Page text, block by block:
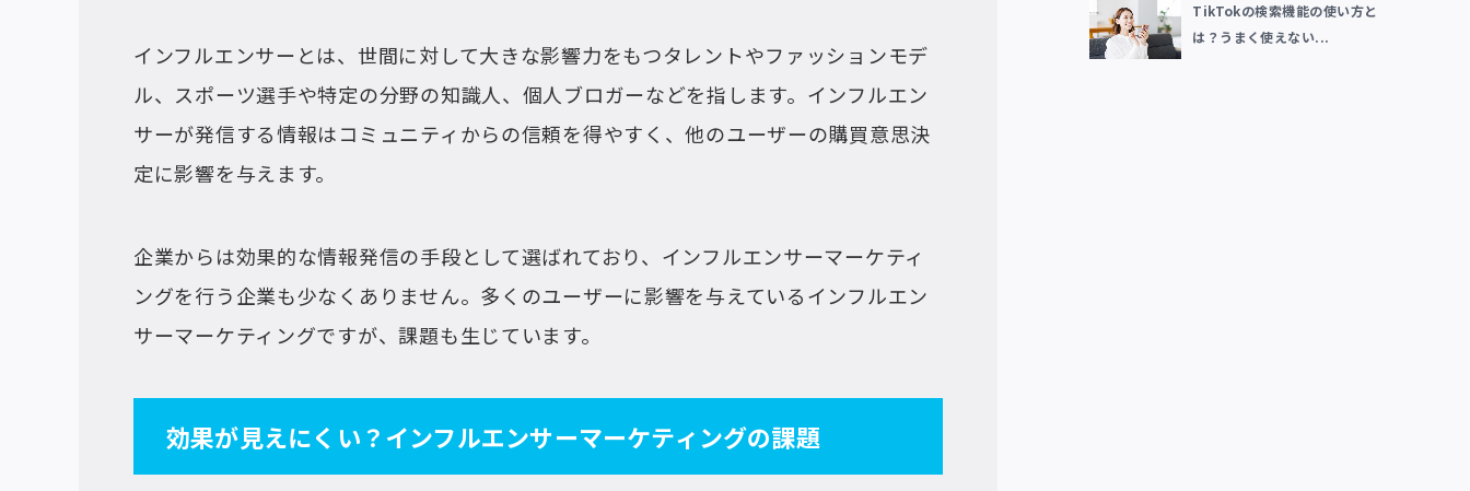
インフルエンサーとは、世間に対して大きな影響力をもつタレントやファッションモデ
ル、スポーツ選手や特定の分野の知識人、個人ブロガーなどを指します。インフルエン
サーが発信する情報はコミュニティからの信頼を得やすく、他のユーザーの購買意思決
定に影響を与えます。
企業からは効果的な情報発信の手段として選ばれており、インフルエンサーマーケティ
ングを行う企業も少なくありません。多くのユーザーに影響を与えているインフルエン
サーマーケティングですが、課題も生じています。
効果が見えにくい？インフルエンサーマーケティングの課題
TikTokの検索機能の使い方と
は？うまく使えない...